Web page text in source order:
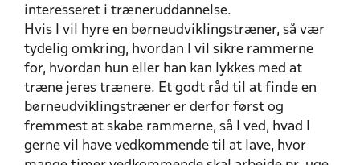
interesseret i træneruddannelse.
Hvis I vil hyre en børneudviklingstræner, så vær
tydelig omkring, hvordan I vil sikre rammerne
for, hvordan hun eller han kan lykkes med at
træne jeres trænere. Et godt råd til at finde en
børneudviklingstræner er derfor først og
fremmest at skabe rammerne, så I ved, hvad I
gerne vil have vedkommende til at lave, hvor